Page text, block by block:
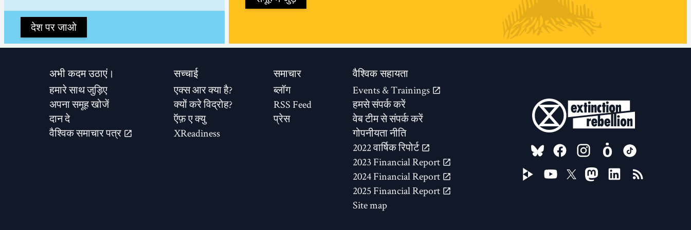
देश पर जाओ
अभी कदम उठाएं।
हमारे साथ जुड़िए
अपना समूह खोजें
दान दे
वैश्विक समाचार पत्र
सच्चाई
एक्स आर क्या है?
क्यों करे विद्रोह?
ऍफ़ ए क्यु
XReadiness
समाचार
ब्लॉग
RSS Feed
प्रेस
वैश्विक सहायता
Events & Trainings
हमसे संपर्क करें
वेब टीम से संपर्क करें
गोपनीयता नीति
2022 वार्षिक रिपोर्ट
2023 Financial Report
2024 Financial Report
2025 Financial Report
Site map
FOLLOW US ON